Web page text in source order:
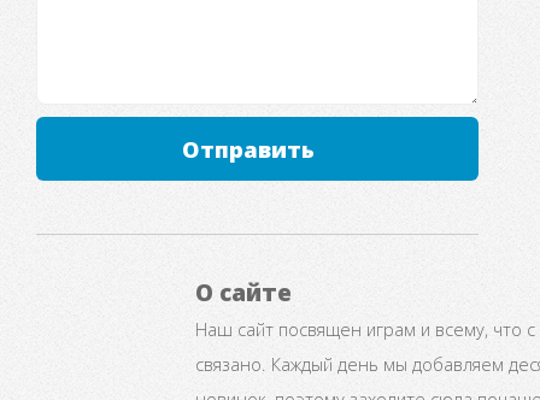
Отправить
О сайте
Наш сайт посвящен играм и всему, что
связано. Каждый день мы добавляем